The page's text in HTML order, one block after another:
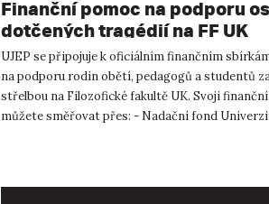
Finanční pomoc na podporu
dotčených tragédií na FF UK
UJEP se připojuje k oficiálním finančním
na podporu rodin obětí, pedagogů a studentů
střelbou na Filozofické fakultě UK. Svoji
můžete směřovat přes: - Nadační fond